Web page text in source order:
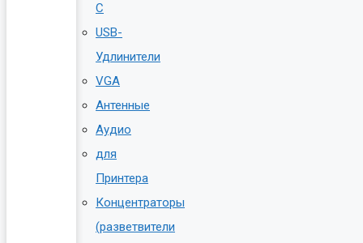
C
USB-
Удлинители
VGA
Антенные
Аудио
для
Принтера
Концентраторы
(разветвители